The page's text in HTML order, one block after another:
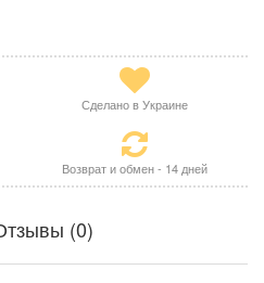
Сделано в Украине
Возврат и обмен - 14 дней
(0)